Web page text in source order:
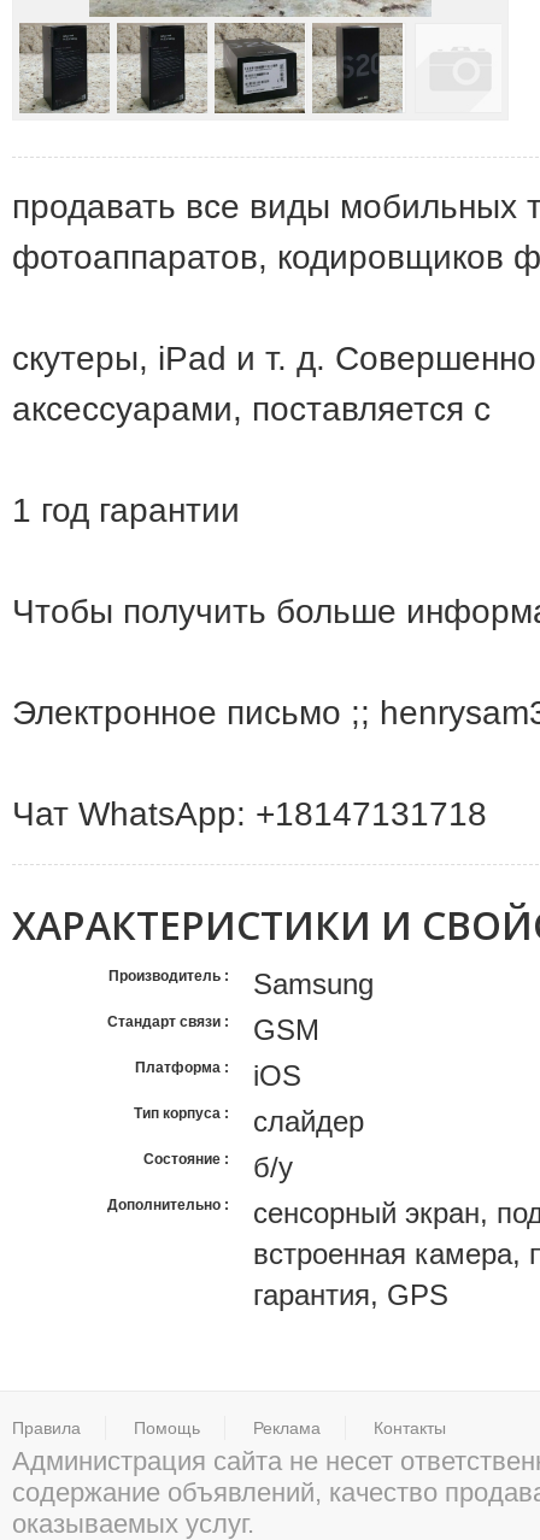
продавать все виды мобильных
фотоаппаратов, кодировщиков
скутеры, iPad и т. д.
аксессуарами, поставляется с
1 год гарантии
Чтобы получить больше
Электронное письмо ;;
Чат WhatsApp: +18147131718
ХАРАКТЕРИСТИКИ И
Производитель Samsung
Стандарт связи GSM
Платформа iOS
Тип корпуса слайдер
Состояние б/у
Дополнительно
сенсорный экран,
встроенная камера,
гарантия, GPS
Правила Помощь Реклама Контакты
Администрация сайта не несет
содержание объявлений, качество
оказываемых услуг.